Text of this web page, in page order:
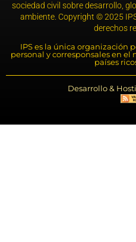
sociedad civil sobre desarrollo,
ambiente. Copyright © 2025
derechos
IPS es la única organización
personal y corresponsales en
países
Desarrollo &